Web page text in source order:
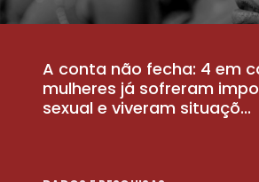
A conta não fecha: 4 em
mulheres já sofreram
sexual e viveram situaçõ...